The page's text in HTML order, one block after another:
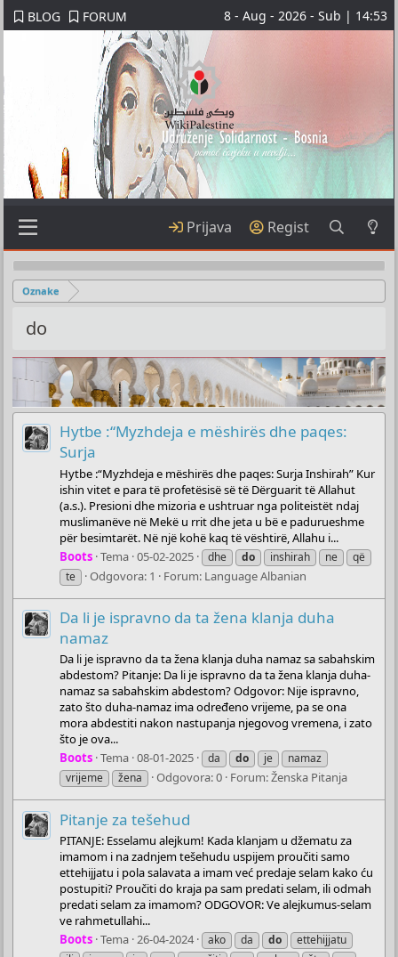
BLOG FORUM 8 - Aug - 2026 - Sub | 14:53
Prijava Regist
Oznake
do
Hytbe :“Myzhdeja e mëshirës dhe paqes:
Surja
Hytbe :“Myzhdeja e mëshirës dhe paqes: Surja Inshirah” Kur
ishin vitet e para të profetësisë së të Dërguarit të Allahut
(a.s.). Presioni dhe mizoria e ushtruar nga politeistët ndaj
muslimanëve në Mekë u rrit dhe jeta u bë e padurueshme
për besimtarët. Në një kohë kaq të vështirë, Allahu i...
Boots Tema 05-02-2025 dhe do inshirah ne
që
te
Odgovora: 1 Forum: Language Albanian
Da li je ispravno da ta žena klanja duha
namaz
Da li je ispravno da ta žena klanja duha namaz sa sabahskim
abdestom? Pitanje: Da li je ispravno da ta žena klanja duha-
namaz sa sabahskim abdestom? Odgovor: Nije ispravno,
zato što duha-namaz ima određeno vrijeme, pa se ona
mora abdestiti nakon nastupanja njegovog vremena, i zato
što je ova...
Boots Tema 08-01-2025 da do je
namaz
vrijeme
žena Odgovora: 0 Forum:Ženska Pitanja
Pitanje za tešehud
PITANJE: Esselamu alejkum! Kada klanjam u džematu za
imamom i na zadnjem tešehudu uspijem proučiti samo
ettehijjatu i pola salavata a imam već predaje selam kako ću
postupiti? Proučiti do kraja pa sam predati selam, ili odmah
predati selam za imamom? ODGOVOR: Ve alejkumus-selam
ve rahmetullahi...
Boots Tema 26-04-2024 ako da do
ettehijjatu